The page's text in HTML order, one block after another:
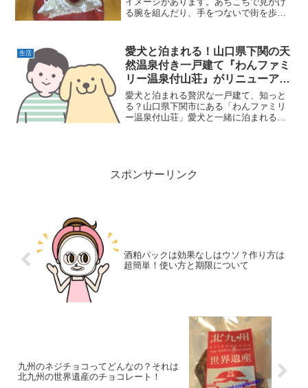
る腕を組んだり、手をつないで街を歩く
ぼっちのアラサーだから楽しめることを
ご紹介します。
生活
愛犬と泊まれる！山口県下関の天
然温泉付き一戸建て『わんファミ
リー温泉付山荘』がリニューアル
オープン
愛犬と泊まれる贅沢な一戸建て、知っと
る？山口県下関市にある「わんファミリ
ー温泉付山荘」愛犬と一緒に泊まれる天
スポンサーリンク
酒粕パックは効果なしはウソ？作り方は
超簡単！使い方と期限について
九州のネジチョコってどんなの？それは
北九州の世界遺産のチョコレート！